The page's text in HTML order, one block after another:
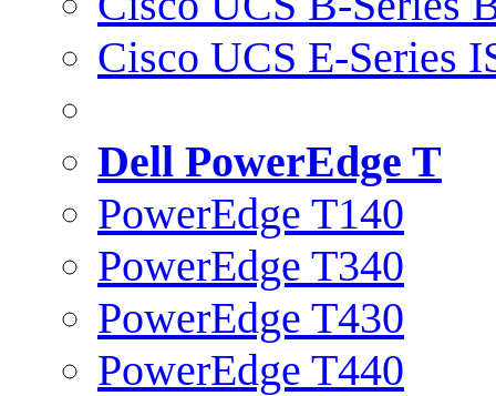
Cisco UCS E-Series
Dell PowerEdge T
PowerEdge T140
PowerEdge T340
PowerEdge T430
PowerEdge T440